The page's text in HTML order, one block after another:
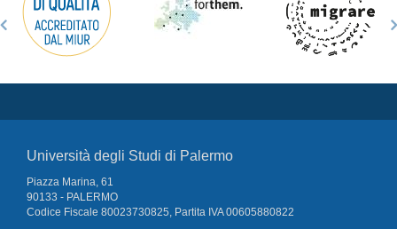
Università degli Studi di Palermo
Piazza Marina, 61
90133 - PALERMO
Codice Fiscale 80023730825, Partita IVA 00605880822